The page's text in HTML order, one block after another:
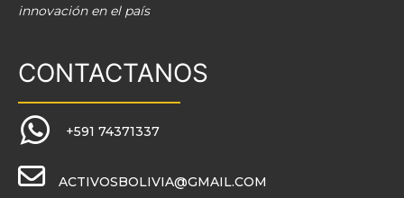
innovación en el país
CONTACTANOS
+591 74371337
ACTIVOSBOLIVIA@GMAIL.COM